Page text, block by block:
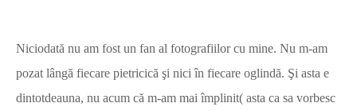
Niciodată nu am fost un fan al fotografiilor cu mine. Nu m-am
pozat lângă fiecare pietricică şi nici în fiecare oglindă. Şi asta e
dintotdeauna, nu acum că m-am mai împlinit( asta ca sa vorbesc